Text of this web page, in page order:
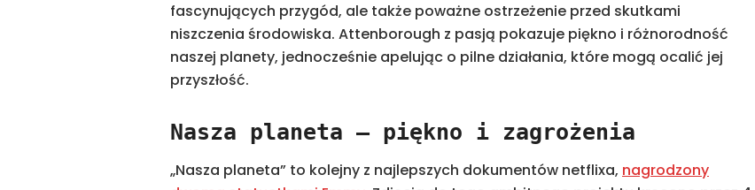
fascynujących przygód, ale także poważne ostrzeżenie przed skutkami
niszczenia środowiska. Attenborough z pasją pokazuje piękno i różnorodność
naszej planety, jednocześnie apelując o pilne działania, które mogą ocalić jej
przyszłość.
Nasza planeta – piękno i zagrożenia
„Nasza planeta” to kolejny z najlepszych dokumentów netflixa, nagrodzony